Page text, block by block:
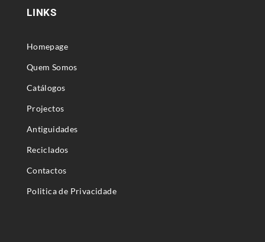
LINKS
Homepage
Quem Somos
Catálogos
Projectos
Antiguidades
Reciclados
Contactos
Politica de Privacidade